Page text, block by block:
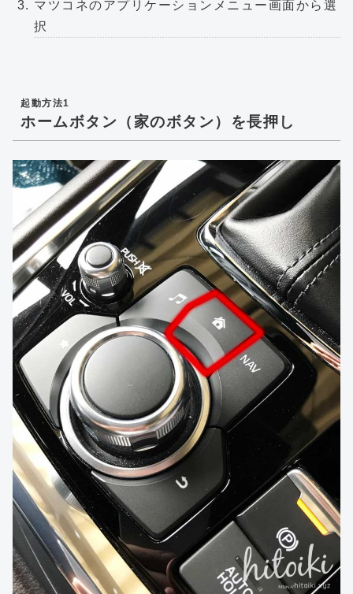
マツコネのアプリケーションメニュー画面から選
択
起動方法1
ホームボタン（家のボタン）を長押し